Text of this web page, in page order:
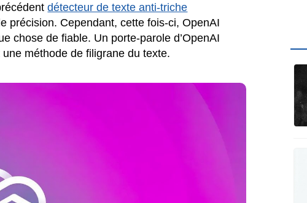
détecteur de texte anti-triche
précision. Cependant, cette fois-ci, OpenAI
chose de fiable. Un porte-parole d’OpenAI
méthode de filigrane du texte.